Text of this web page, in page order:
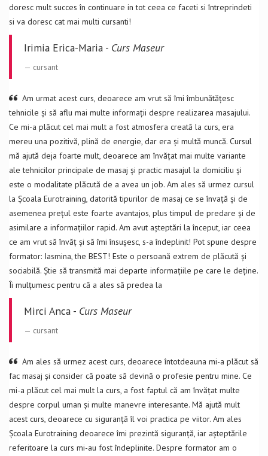
doresc mult succes în continuare in tot ceea ce faceti si întreprindeti
si va doresc cat mai multi cursanti!
Irimia Erica-Maria - Curs Maseur
cursant
Am urmat acest curs, deoarece am vrut să îmi îmbunătățesc
tehnicile și să aflu mai multe informații despre realizarea masajului.
Ce mi-a plăcut cel mai mult a fost atmosfera creată la curs, era
mereu una pozitivă, plină de energie, dar era și multă muncă. Cursul
mă ajută deja foarte mult, deoarece am învățat mai multe variante
ale tehnicilor principale de masaj și practic masajul la domiciliu și
este o modalitate plăcută de a avea un job. Am ales să urmez cursul
la Școala Eurotraining, datorită tipurilor de masaj ce se învață și de
asemenea prețul este foarte avantajos, plus timpul de predare și de
asimilare a informațiilor rapid. Am avut așteptări la început, iar ceea
ce am vrut să învăț și să îmi însușesc, s-a îndeplinit! Pot spune despre
formator: Iasmina, the BEST! Este o persoană extrem de plăcută și
sociabilă. Știe să transmită mai departe informațiile pe care le deține.
Îi mulțumesc pentru că a ales să predea la
Mirci Anca - Curs Maseur
cursant
Am ales să urmez acest curs, deoarece întotdeauna mi-a plăcut să
fac masaj și consider că poate să devină o profesie pentru mine. Ce
mi-a plăcut cel mai mult la curs, a fost faptul că am învățat multe
despre corpul uman și multe manevre interesante. Mă ajută mult
acest curs, deoarece cu siguranță îl voi practica pe viitor. Am ales
Școala Eurotraining deoarece îmi prezintă siguranță, iar așteptările
referitoare la curs mi-au fost îndeplinite. Despre formator am o